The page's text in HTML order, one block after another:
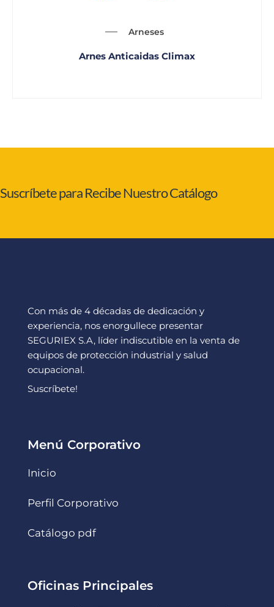
Arneses
Arnes Anticaidas Climax
Suscríbete para Recibe Nuestro Catálogo
Con más de 4 décadas de dedicación y
experiencia, nos enorgullece presentar
SEGURIEX S.A, líder indiscutible en la venta de
equipos de protección industrial y salud
ocupacional.
Suscríbete!
Menú Corporativo
Inicio
Perfil Corporativo
Catálogo pdf
Oficinas Principales